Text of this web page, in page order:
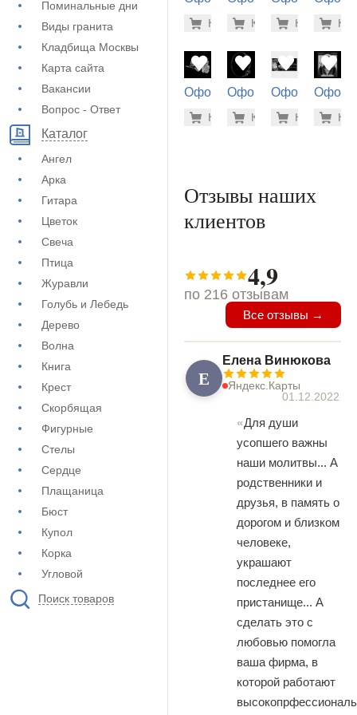
Поминальные дни
Виды гранита
Кладбища Москвы
Карта сайта
Вакансии
Вопрос - Ответ
Каталог
Ангел
Арка
Гитара
Цветок
Свеча
Птица
Журавли
Голубь и Лебедь
Дерево
Волна
Книга
Крест
Скорбящая
Фигурные
Стелы
Сердце
Плащаница
Бюст
Купол
Корка
Угловой
Поиск товаров
(71-552)
-7% 1.900
Купить(71-791)
-7%
Купить(71-904)
-
Купить(73-
Оформление
(71-428)
-7% 500 руб.
Купить
Оформление
(71-850)
-7%
Купить
Оформление
(73-108)
-
Купить(73-
Отзывы наших
клиентов
4,9
по 216 отзывам
Все отзывы →
Е
Елена Винюкова
Яндекс.Карты
01.12.2022
Для души
усопшего важны
наши молитвы... А
родственники и
друзья, в память о
дорогом и близком
человеке,
украшают
последнее его
пристанище... А
сделать это с
любовью помогла
ваша фирма, в
которой работают